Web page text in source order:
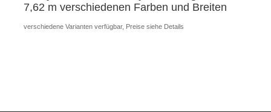
7,62 m verschiedenen Farben und Breiten
verschiedene Varianten verfügbar, Preise siehe Details